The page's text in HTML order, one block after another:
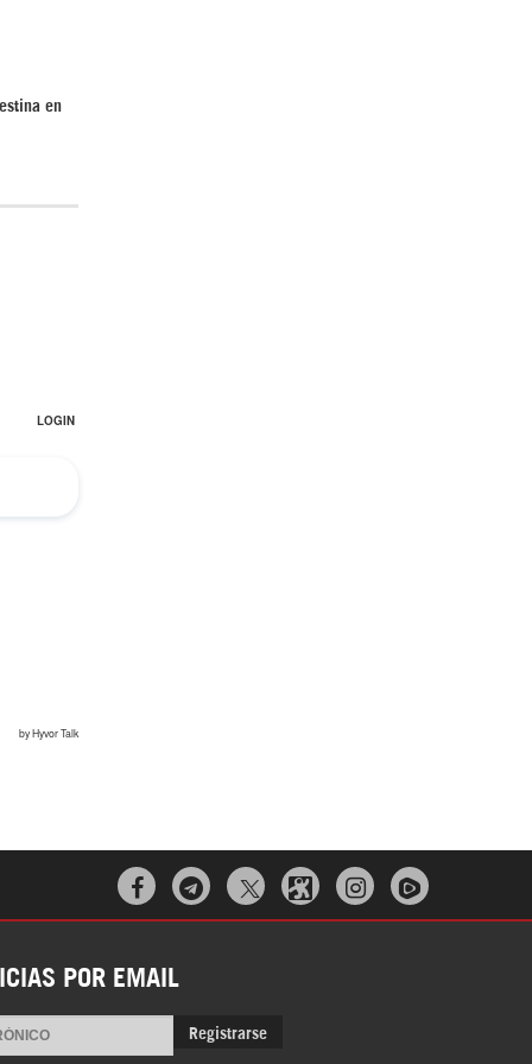
en
  
POR EMAIL
Registrarse